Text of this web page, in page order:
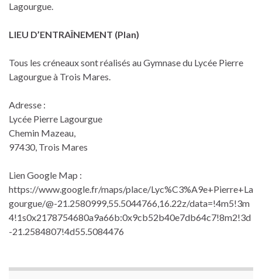
Lagourgue.
LIEU D’ENTRAÎNEMENT (Plan)
Tous les créneaux sont réalisés au Gymnase du Lycée Pierre
Lagourgue à Trois Mares.
Adresse :
Lycée Pierre Lagourgue
Chemin Mazeau,
97430, Trois Mares
Lien Google Map :
https://www.google.fr/maps/place/Lyc%C3%A9e+Pierre+La
gourgue/@-21.2580999,55.5044766,16.22z/data=!4m5!3m
4!1s0x2178754680a9a66b:0x9cb52b40e7db64c7!8m2!3d
-21.2584807!4d55.5084476